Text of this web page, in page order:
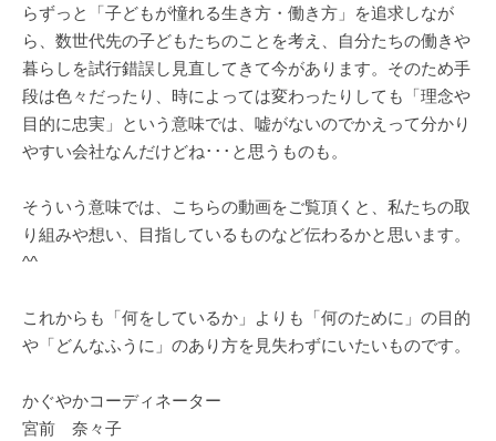
らずっと「子どもが憧れる生き方・働き方」を追求しなが
ら、数世代先の子どもたちのことを考え、自分たちの働きや
暮らしを試行錯誤し見直してきて今があります。そのため手
段は色々だったり、時によっては変わったりしても「理念や
目的に忠実」という意味では、嘘がないのでかえって分かり
やすい会社なんだけどね･･･と思うものも。
そういう意味では、こちらの動画をご覧頂くと、私たちの取
り組みや想い、目指しているものなど伝わるかと思います。
^^
これからも「何をしているか」よりも「何のために」の目的
や「どんなふうに」のあり方を見失わずにいたいものです。
かぐやかコーディネーター
宮前 奈々子